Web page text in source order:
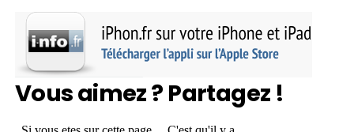
Vous aimez ? Partagez !